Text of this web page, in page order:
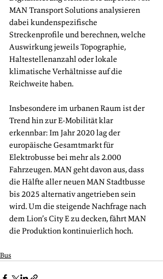
MAN Transport Solutions analysieren
dabei kundenspezifische
Streckenprofile und berechnen, welche
Auswirkung jeweils Topographie,
Haltestellenanzahl oder lokale
klimatische Verhältnisse auf die
Reichweite haben.
Insbesondere im urbanen Raum ist der
Trend hin zur E-Mobilität klar
erkennbar: Im Jahr 2020 lag der
europäische Gesamtmarkt für
Elektrobusse bei mehr als 2.000
Fahrzeugen. MAN geht davon aus, dass
die Hälfte aller neuen MAN Stadtbusse
bis 2025 alternativ angetrieben sein
wird. Um die steigende Nachfrage nach
dem Lion’s City E zu decken, fährt MAN
die Produktion kontinuierlich hoch.
Bus